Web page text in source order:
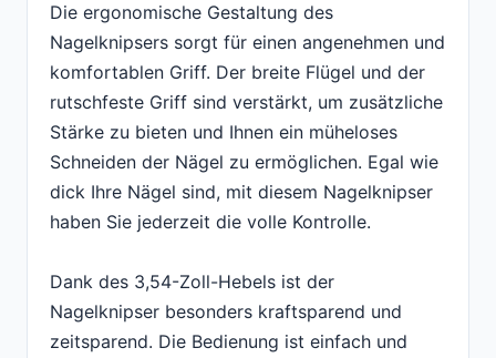
Die ergonomische Gestaltung des
Nagelknipsers sorgt für einen angenehmen und
komfortablen Griff. Der breite Flügel und der
rutschfeste Griff sind verstärkt, um zusätzliche
Stärke zu bieten und Ihnen ein müheloses
Schneiden der Nägel zu ermöglichen. Egal wie
dick Ihre Nägel sind, mit diesem Nagelknipser
haben Sie jederzeit die volle Kontrolle.
Dank des 3,54-Zoll-Hebels ist der
Nagelknipser besonders kraftsparend und
zeitsparend. Die Bedienung ist einfach und